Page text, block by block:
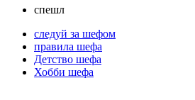
спешл
следуй за шефом
правила шефа
Детство шефа
Хобби шефа